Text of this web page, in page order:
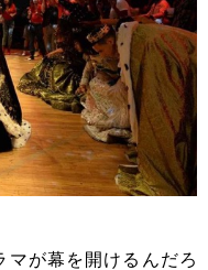
が幕を開けるんだろ